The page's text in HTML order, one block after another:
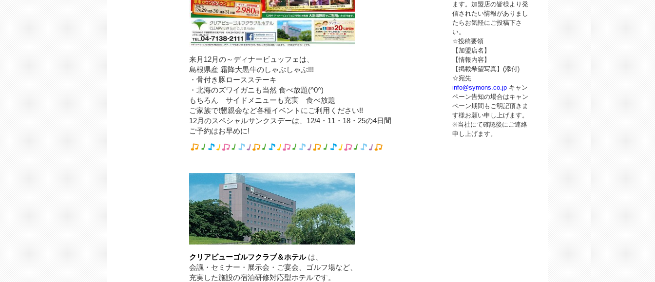
来月12月の～ディナービュッフェは、
島根県産 霜降大黒牛のしゃぶしゃぶ!!!
・骨付き豚ロースステーキ
・北海のズワイガニも当然 食べ放題(^0^)
もちろん サイドメニューも充実 食べ放題
ご家族で!懇親会など各種イベントにご利用ください!!
12月のスペシャルサンクスデーは、12/4・11・18・25の4日間
ご予約はお早めに!
クリアビューゴルフクラブ＆ホテル は、
会議・セミナー・展示会・ご宴会、ゴルフ場など、
充実した施設の宿泊研修対応型ホテルです。
ます。加盟店の皆様より発
信されたい情報がありまし
たらお気軽にご投稿下さ
い。
☆投稿要領
【加盟店名】
【情報内容】
【掲載希望写真】(添付)
☆宛先
info@symons.co.jpキャン
ペーン告知の場合はキャン
ペーン期間もご明記頂きま
す様お願い申し上げます。
※当社にて確認後にご連絡
申し上げます。